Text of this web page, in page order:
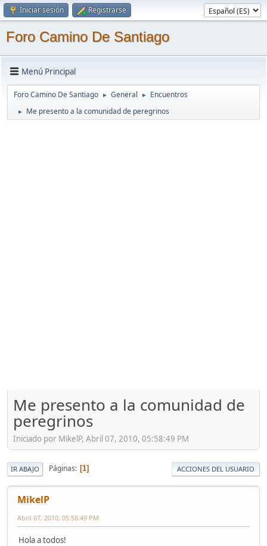
Iniciar sesión Registrarse
Foro Camino De Santiago
Menú Principal
Foro Camino De Santiago ► General ► Encuentros
► Me presento a la comunidad de peregrinos
Me presento a la comunidad de
peregrinos
Iniciado por MikelP, Abril 07, 2010, 05:58:49 PM
IR ABAJO Páginas 1 ACCIONES DEL USUARIO
MikelP
Abril 07, 2010, 05:58:49 PM
Hola a todos!